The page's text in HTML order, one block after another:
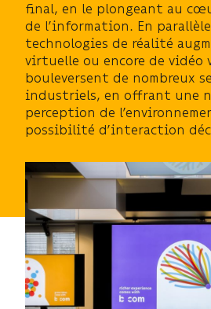
final, en le plongeant au
de l’information. En
technologies de réalité
virtuelle ou encore de vidéo
bouleversent de nombreux
industriels, en offrant une
perception de
possibilité d’interaction